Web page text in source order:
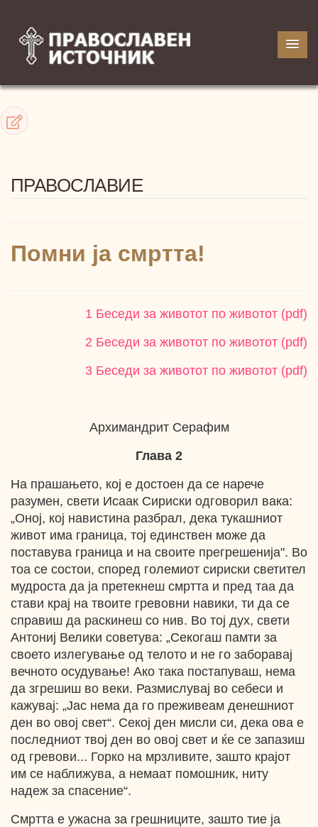
ПРАВОСЛАВИЕ
Помни ја смртта!
1 Беседи за животот по животот (pdf)
2 Беседи за животот по животот (pdf)
3 Беседи за животот по животот (pdf)
Архимандрит Серафим
Глава 2
На прашањето, кој е достоен да се нарече
разумен, свети Исаак Сириски одговорил вака:
„Оној, кој навистина разбрал, дека тукашниот
живот има граница, тој единствен може да
поставува граница и на своите прегрешенија". Во
тоа се состои, според големиот сириски светител
мудроста да ја претекнеш смртта и пред таа да
стави крај на твоите гревовни навики, ти да се
справиш да раскинеш со нив. Во тој дух, свети
Антониј Велики советува: „Секогаш памти за
своето излегување од телото и не го заборавај
вечното осудување! Ако така постапуваш, нема
да згрешиш во веки. Размислувај во себеси и
кажувај: „Јас нема да го преживеам денешниот
ден во овој свет“. Секој ден мисли си, дека ова е
последниот твој ден во овој свет и ќе се запазиш
од гревови... Горко на мрзливите, зашто крајот
им се наближува, а немаат помошник, ниту
надеж за спасение“.
Смртта е ужасна за грешниците, зашто тие ја